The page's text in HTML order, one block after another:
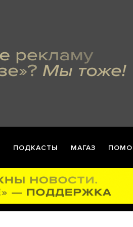
ПОДКАСТЫ МАГАЗ